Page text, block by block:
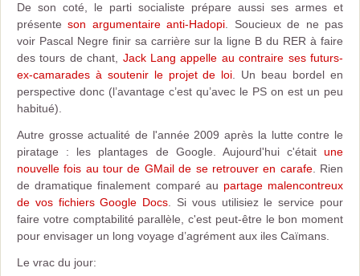
De son coté, le parti socialiste prépare aussi ses armes et
présenteson argumentaire anti-Hadopi . Soucieux de ne pas
voir Pascal Negre finir sa carrière sur la ligne B du RER à faire
des tours de chant, Jack Lang appelle au contraire ses futurs-
ex-camarades à soutenir le projet de loi . Un beau bordel en
perspective donc (l’avantage c’est qu’avec le PS on est un peu
habitué).
Autre grosse actualité de l'année 2009 après la lutte contre le
piratage : les plantages de Google. Aujourd'hui c'était une
nouvelle fois au tour de GMail de se retrouver en carafe. Rien
de dramatique finalement comparé au partage malencontreux
de vos fichiers Google Docs . Si vous utilisiez le service pour
faire votre comptabilité parallèle, c'est peut-être le bon moment
pour envisager un long voyage d’agrément aux iles Caïmans.
Le vrac du jour: